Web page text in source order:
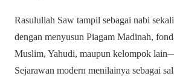
Rasulullah Saw tampil sebagai nabi
dengan menyusun Piagam Madinah,
Muslim, Yahudi, maupun kelompok
Sejarawan modern menilainya sebagai